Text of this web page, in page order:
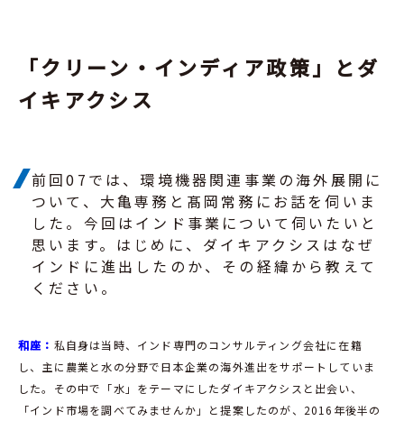
「クリーン・インディア政策」とダ
イキアクシス
前回07では、環境機器関連事業の海外展開に
ついて、大亀専務と髙岡常務にお話を伺いま
した。今回はインド事業について伺いたいと
思います。はじめに、ダイキアクシスはなぜ
インドに進出したのか、その経緯から教えて
ください。
和座： 私自身は当時、インド専門のコンサルティング会社に在籍
し、主に農業と水の分野で日本企業の海外進出をサポートしていま
した。その中で「水」をテーマにしたダイキアクシスと出会い、
「インド市場を調べてみませんか」と提案したのが、2016年後半の